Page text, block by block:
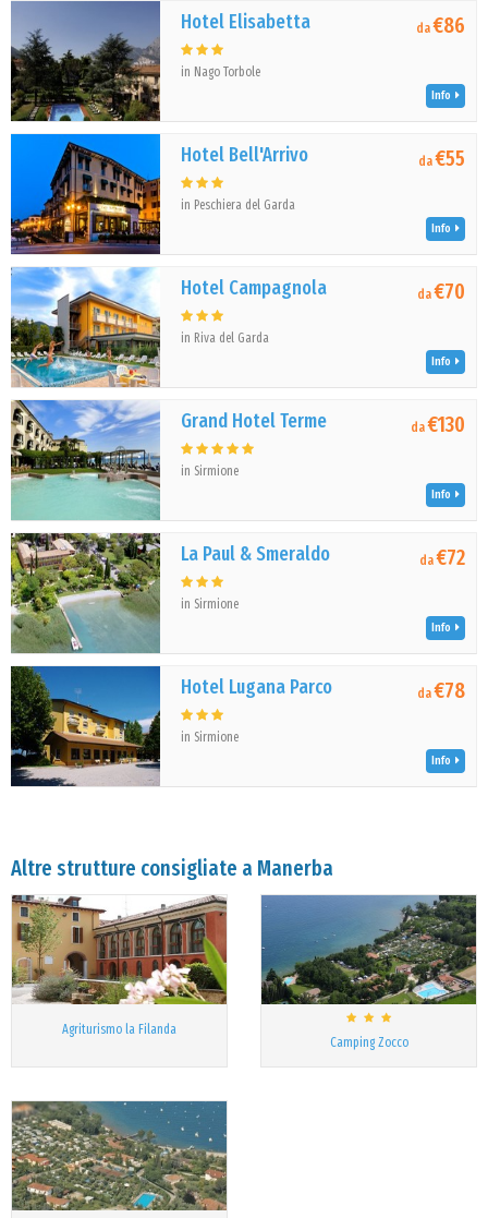
Hotel Elisabetta
in Nago Torbole
da€86
Info
Hotel Bell'Arrivo
in Peschiera del Garda
da€55
Info
Hotel Campagnola
in Riva del Garda
da€70
Info
Grand Hotel Terme
in Sirmione
da€130
Info
La Paul & Smeraldo
in Sirmione
da€72
Info
Hotel Lugana Parco
in Sirmione
da€78
Info
Altre strutture consigliate a Manerba
Agriturismo la Filanda
Camping Zocco